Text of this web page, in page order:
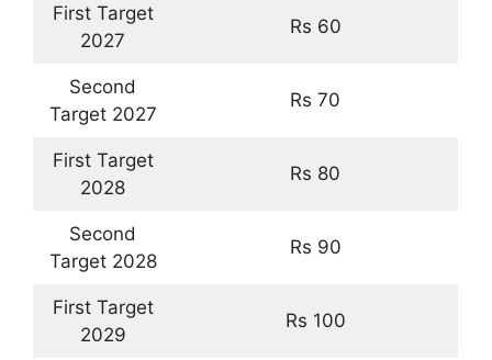
First Target
2027
Rs 60
Second
Target 2027
Rs 70
First Target
2028
Rs 80
Second
Target 2028
Rs 90
First Target
2029
Rs 100